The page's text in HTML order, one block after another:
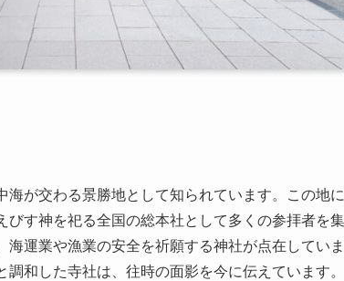
が交わる景勝地として知られています。この地
す神を祀る全国の総本社として多くの参拝者を集
運業や漁業の安全を祈願する神社が点在してい
調和した寺社は、往時の面影を今に伝えています